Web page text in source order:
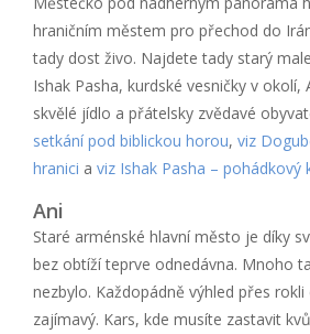
hraničním městem pro přechod do
tady dost živo. Najdete tady starý
Ishak Pasha, kurdské vesničky v okolí,
skvělé jídlo a přátelsky zvědavé
setkání pod biblickou horou, viz
hranici a viz Ishak Pasha – pohádkový
Ani
Staré arménské hlavní město je díky
bez obtíží teprve odnedávna. Mnoho
nezbylo. Každopádně výhled přes
zajímavý. Kars, kde musíte zastavit